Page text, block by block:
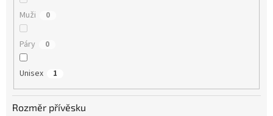
Muži 0
Páry 0
Unisex 1
Rozměr přívěsku